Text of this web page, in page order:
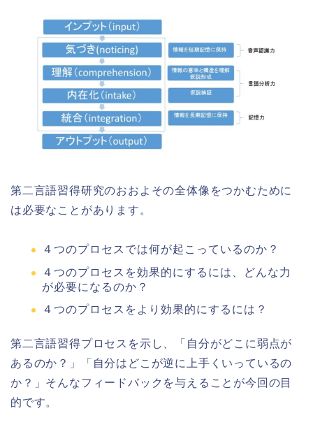
第二言語習得研究のおおよその全体像をつかむために
は必要なことがあります。
４つのプロセスでは何が起こっているのか？
４つのプロセスを効果的にするには、どんな力
が必要になるのか？
４つのプロセスをより効果的にするには？
第二言語習得プロセスを示し、「自分がどこに弱点が
あるのか？」「自分はどこが逆に上手くいっているの
か？」そんなフィードバックを与えることが今回の目
的です。